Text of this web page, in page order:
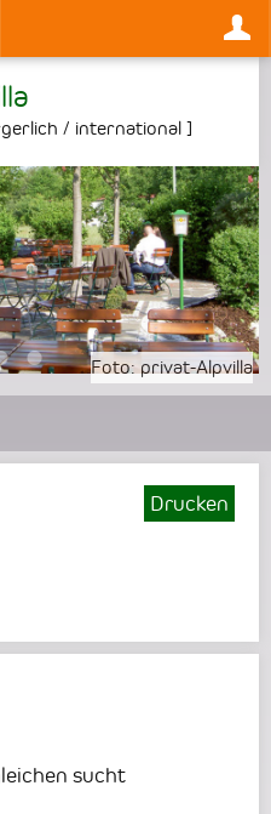
/ international ]
Foto: privat-Alpvilla
•
Drucken
sucht